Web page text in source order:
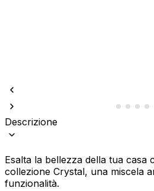
Descrizione
Esalta la bellezza della tua casa
collezione Crystal, una miscela
funzionalità.